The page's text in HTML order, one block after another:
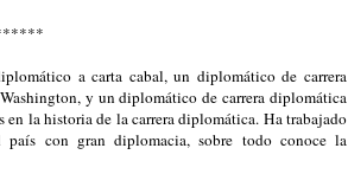
a carta cabal, un diplomático de carrera
y un diplomático de carrera diplomática
en la historia de la carrera diplomática. Ha trabajado
país con gran diplomacia, sobre todo conoce la